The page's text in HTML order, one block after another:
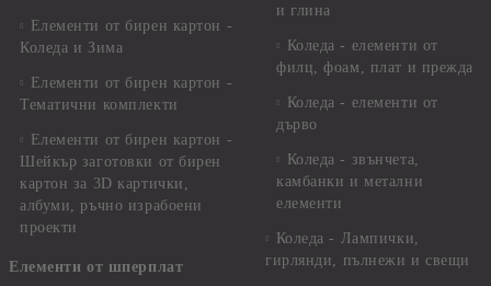
Елементи от бирен картон -
Коледа и Зима
Елементи от бирен картон -
Тематични комплекти
Елементи от бирен картон -
Шейкър заготовки от бирен
картон за 3D картички,
албуми, ръчно израбоени
проекти
Елементи от шперплат
и глина
Коледа - елементи от
филц, фоам, плат и прежда
Коледа - елементи от
дърво
Коледа - звънчета,
камбанки и метални
елементи
Коледа - Лампички,
гирлянди, пълнежи и свещи